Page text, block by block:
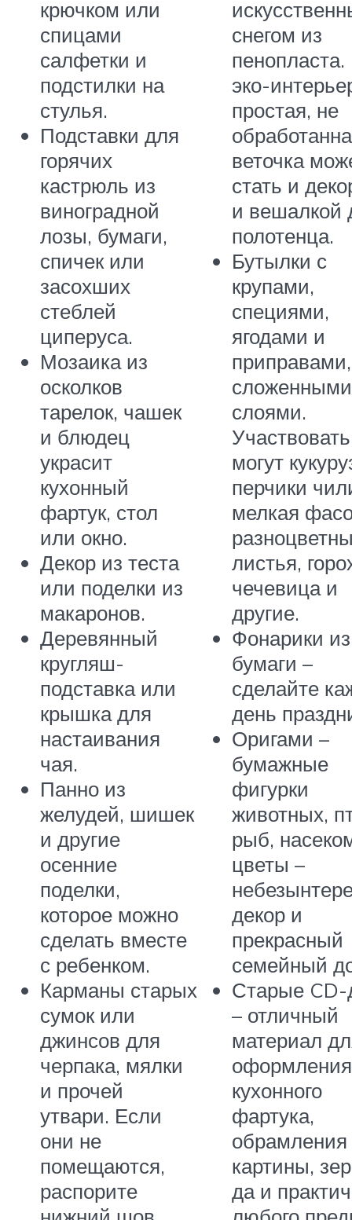
крючком или
спицами
салфетки и
подстилки на
стулья.
Подставки для
горячих
кастрюль из
виноградной
лозы, бумаги,
спичек или
засохших
стеблей
циперуса.
Мозаика из
осколков
тарелок, чашек
и блюдец
украсит
кухонный
фартук, стол
или окно.
Декор из теста
или поделки из
макаронов.
Деревянный
кругляш-
подставка или
крышка для
настаивания
чая.
Панно из
желудей, шишек
и другие
осенние
поделки,
которое можно
сделать вместе
с ребенком.
Карманы старых
сумок или
джинсов для
черпака, мялки
и прочей
утвари. Если
они не
помещаются,
распорите
снегом из
эко-
простая, не
веточка
стать и
и вешалкой
полотенца.
Бутылки с
крупами,
специями,
ягодами и
приправами,
сложенными
слоями.
Участвовать
могут
перчики
мелкая
листья,
чечевица и
другие.
Фонарики из
бумаги –
сделайте
день
Оригами –
бумажные
фигурки
животных,
рыб,
цветы –
декор и
прекрасный
семейный
Старые CD-
– отличный
материал
оформления
кухонного
фартука,
обрамления
картины,
да и